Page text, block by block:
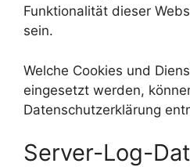
Funktionalität dieser
sein.
Welche Cookies und
eingesetzt werden,
Datenschutzerklärung
Server-Log-